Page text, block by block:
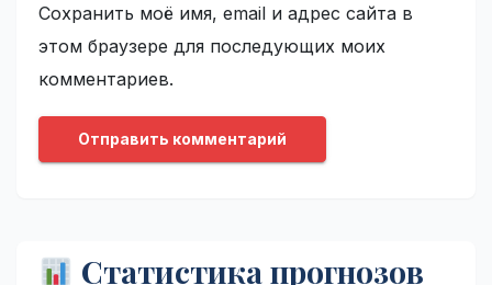
Сохранить моё имя, email и адрес сайта в
этом браузере для последующих моих
комментариев.
Статистика прогнозов